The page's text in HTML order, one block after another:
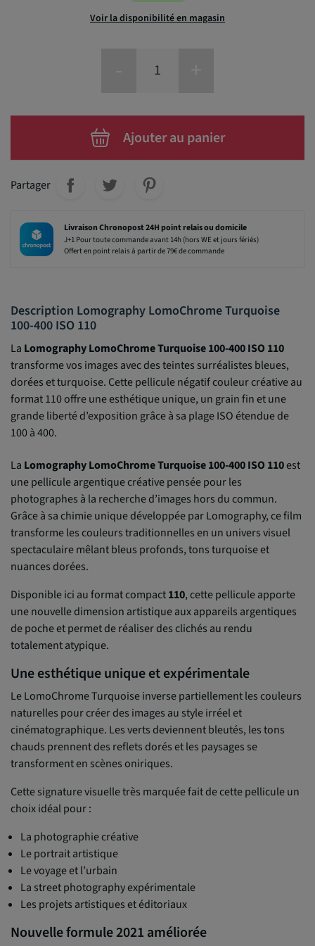
Voir la disponibilité en magasin
Ajouter au panier
Partager
Livraison Chronopost 24H point relais ou domicile
J+1 Pour toute commande avant 14h (hors WE et jours fériés)
Offert en point relais à partir de 79€ de commande
Description Lomography LomoChrome Turquoise
100-400 ISO 110
La Lomography LomoChrome Turquoise 100-400 ISO 110
transforme vos images avec des teintes surréalistes bleues,
dorées et turquoise. Cette pellicule négatif couleur créative au
format 110 offre une esthétique unique, un grain fin et une
grande liberté d’exposition grâce à sa plage ISO étendue de
100 à 400.
La Lomography LomoChrome Turquoise 100-400 ISO 110est
une pellicule argentique créative pensée pour les
photographes à la recherche d’images hors du commun.
Grâce à sa chimie unique développée par Lomography, ce film
transforme les couleurs traditionnelles en un univers visuel
spectaculaire mêlant bleus profonds, tons turquoise et
nuances dorées.
Disponible ici au format compact110, cette pellicule apporte
une nouvelle dimension artistique aux appareils argentiques
de poche et permet de réaliser des clichés au rendu
totalement atypique.
Une esthétique unique et expérimentale
Le LomoChrome Turquoise inverse partiellement les couleurs
naturelles pour créer des images au style irréel et
cinématographique. Les verts deviennent bleutés, les tons
chauds prennent des reflets dorés et les paysages se
transforment en scènes oniriques.
Cette signature visuelle très marquée fait de cette pellicule un
choix idéal pour :
La photographie créative
Le portrait artistique
Le voyage et l’urbain
La street photography expérimentale
Les projets artistiques et éditoriaux
Nouvelle formule 2021 améliorée